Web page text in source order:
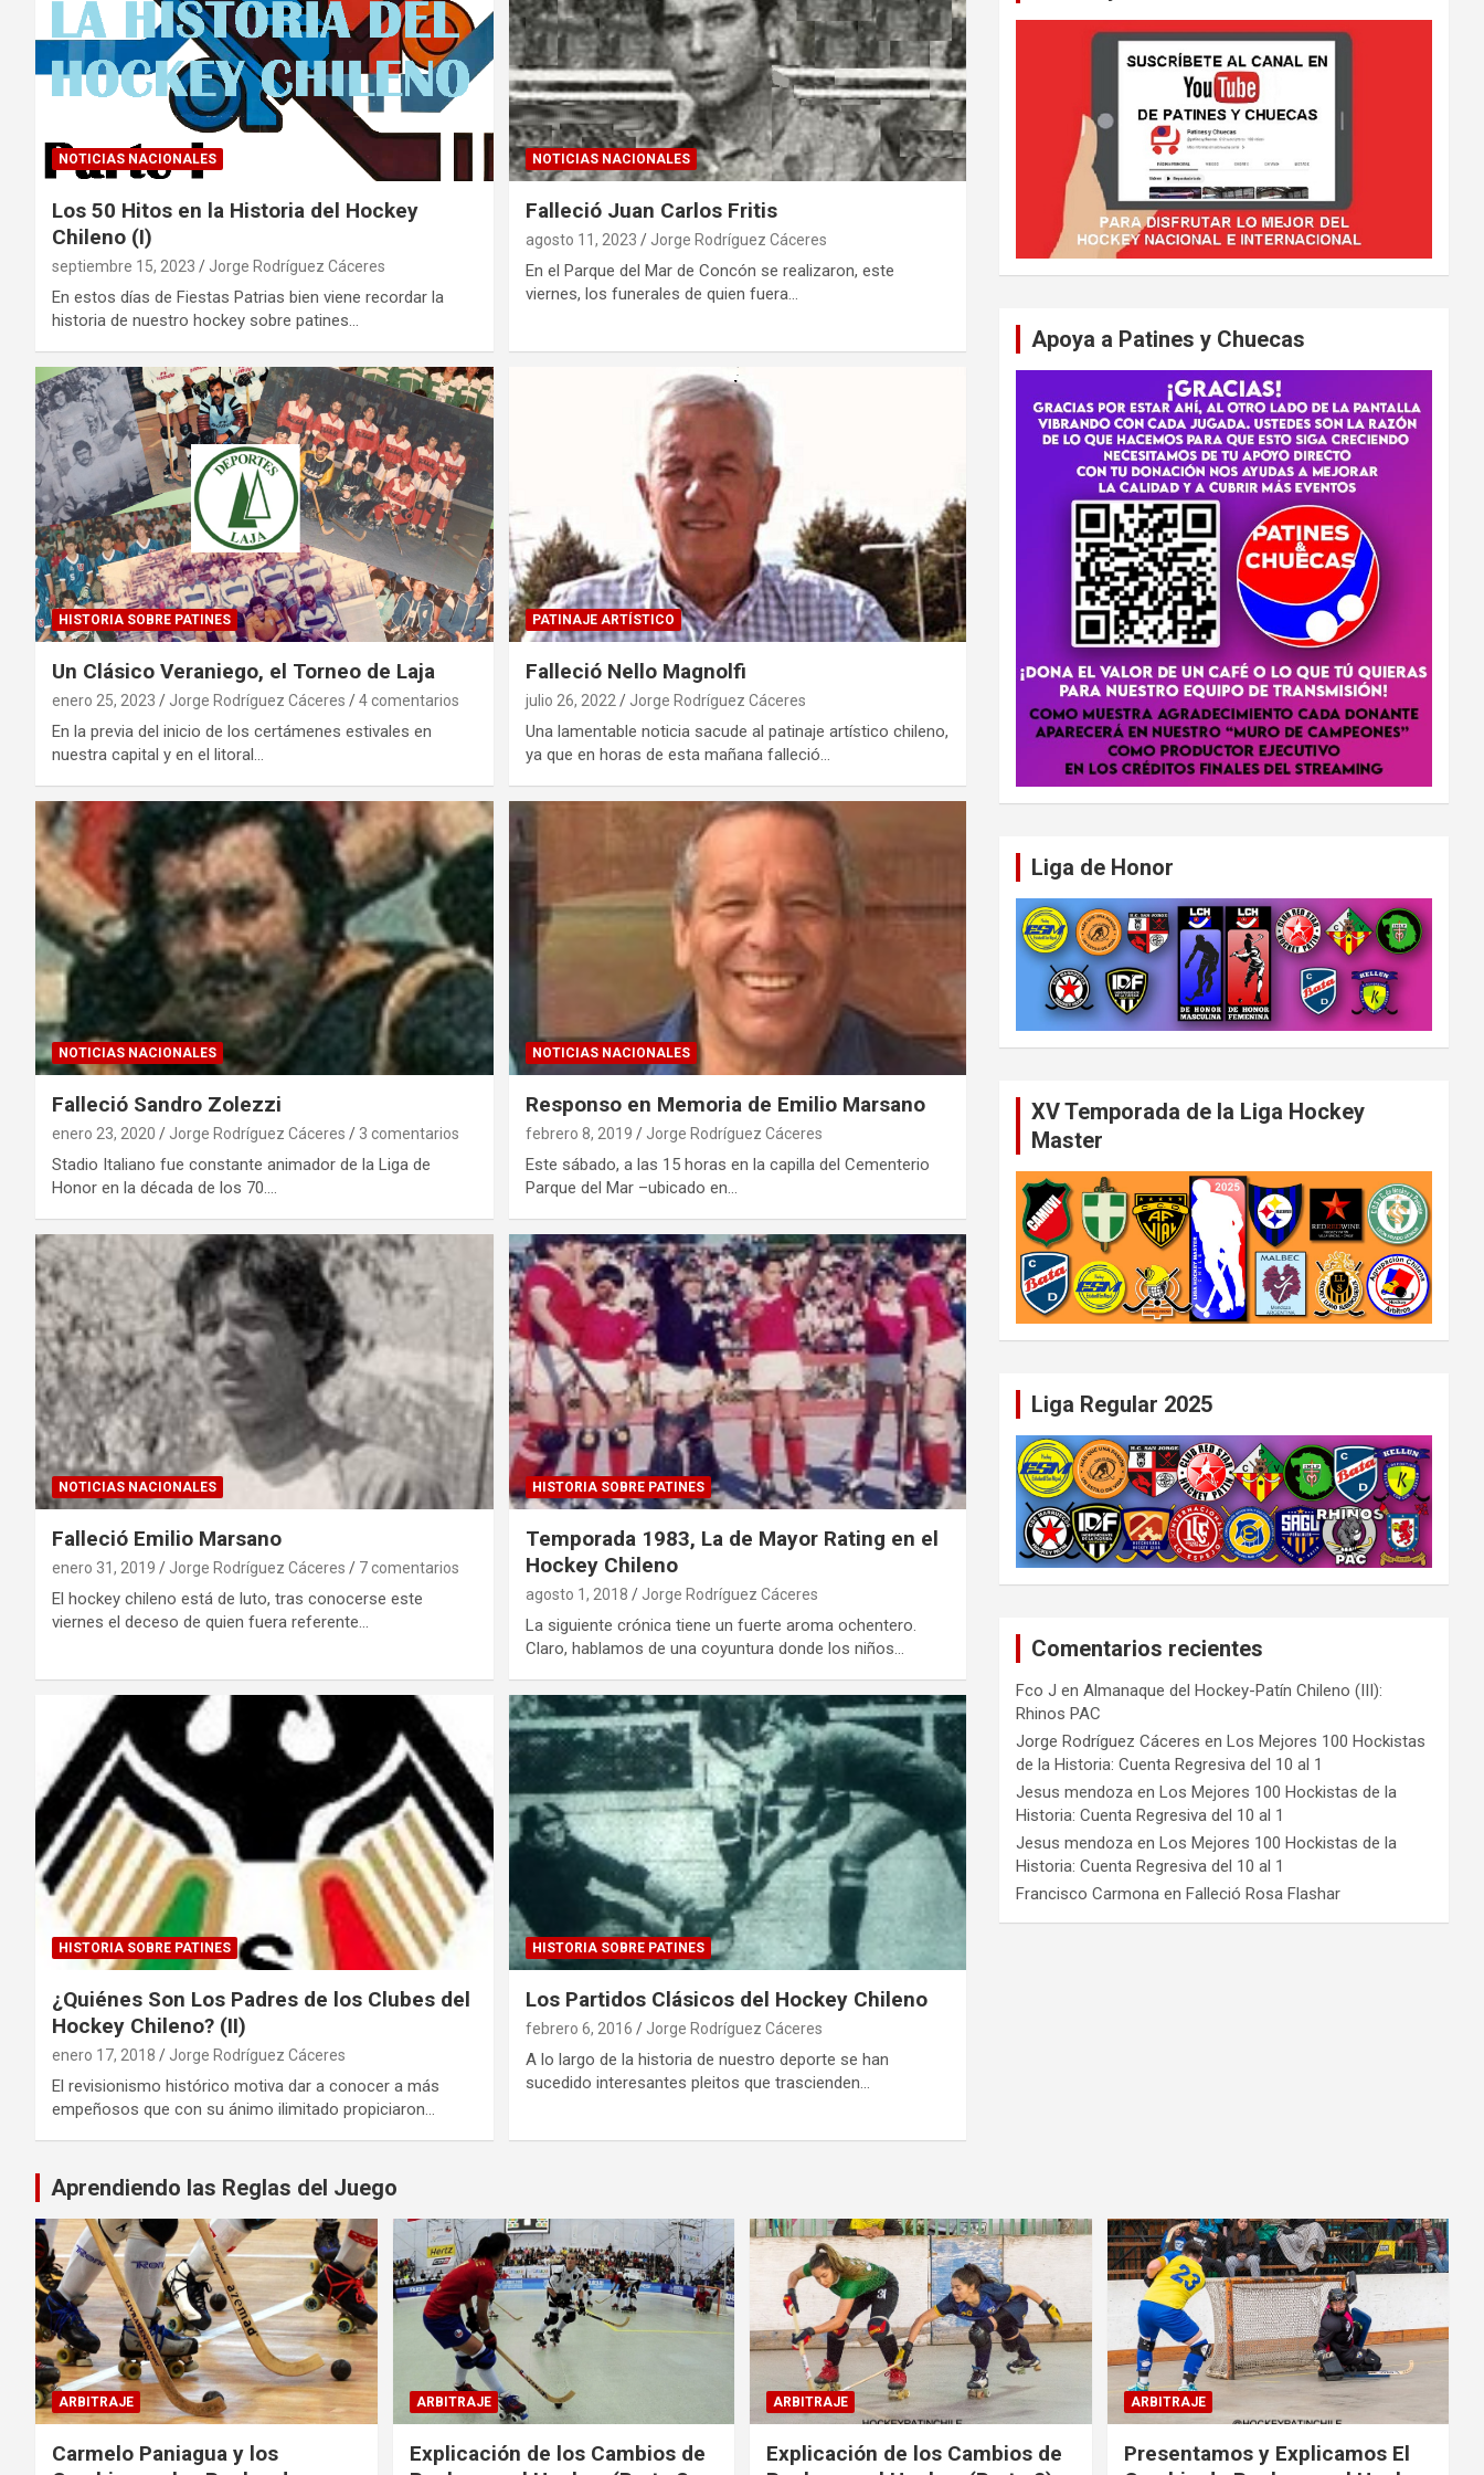
NOTICIAS NACIONALES
Los 50 Hitos en la Historia del Hockey
Chileno (I)
septiembre 15, 2023 Jorge Rodríguez Cáceres
En estos días de Fiestas Patrias bien viene recordar la
historia de nuestro hockey sobre patines…
NOTICIAS NACIONALES
Falleció Juan Carlos Fritis
agosto 11, 2023 Jorge Rodríguez Cáceres
En el Parque del Mar de Concón se realizaron, este
viernes, los funerales de quien fuera…
HISTORIA SOBRE PATINES
Un Clásico Veraniego, el Torneo de Laja
enero 25, 2023 Jorge Rodríguez Cáceres 4 comentarios
En la previa del inicio de los certámenes estivales en
nuestra capital y en el litoral…
PATINAJE ARTÍSTICO
Falleció Nello Magnolfi
julio 26, 2022 Jorge Rodríguez Cáceres
Una lamentable noticia sacude al patinaje artístico chileno,
ya que en horas de esta mañana falleció…
NOTICIAS NACIONALES
Falleció Sandro Zolezzi
enero 23, 2020 Jorge Rodríguez Cáceres 3 comentarios
Stadio Italiano fue constante animador de la Liga de
Honor en la década de los 70.…
NOTICIAS NACIONALES
Responso en Memoria de Emilio Marsano
febrero 8, 2019 Jorge Rodríguez Cáceres
Este sábado, a las 15 horas en la capilla del Cementerio
Parque del Mar –ubicado en…
NOTICIAS NACIONALES
Falleció Emilio Marsano
enero 31, 2019 Jorge Rodríguez Cáceres 7 comentarios
El hockey chileno está de luto, tras conocerse este
viernes el deceso de quien fuera referente…
HISTORIA SOBRE PATINES
Temporada 1983, La de Mayor Rating en el
Hockey Chileno
agosto 1, 2018 Jorge Rodríguez Cáceres
La siguiente crónica tiene un fuerte aroma ochentero.
Claro, hablamos de una coyuntura donde los niños…
HISTORIA SOBRE PATINES
¿Quiénes Son Los Padres de los Clubes del
Hockey Chileno? (II)
enero 17, 2018 Jorge Rodríguez Cáceres
El revisionismo histórico motiva dar a conocer a más
empeñosos que con su ánimo ilimitado propiciaron…
HISTORIA SOBRE PATINES
Los Partidos Clásicos del Hockey Chileno
febrero 6, 2016 Jorge Rodríguez Cáceres
A lo largo de la historia de nuestro deporte se han
sucedido interesantes pleitos que trascienden…
Apoya a Patines y Chuecas
Liga de Honor
XV Temporada de la Liga Hockey
Master
Liga Regular 2025
Comentarios recientes
Fco J enAlmanaque del Hockey-Patín Chileno (III):
Rhinos PAC
Jorge Rodríguez Cáceres enLos Mejores 100 Hockistas
de la Historia: Cuenta Regresiva del 10 al 1
Jesus mendoza enLos Mejores 100 Hockistas de la
Historia: Cuenta Regresiva del 10 al 1
Jesus mendoza enLos Mejores 100 Hockistas de la
Historia: Cuenta Regresiva del 10 al 1
Francisco Carmona enFalleció Rosa Flashar
Aprendiendo las Reglas del Juego
ARBITRAJE
Carmelo Paniagua y los
ARBITRAJE
Explicación de los Cambios de
ARBITRAJE
Explicación de los Cambios de
ARBITRAJE
Presentamos y Explicamos El